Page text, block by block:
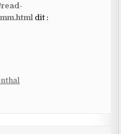
dit :